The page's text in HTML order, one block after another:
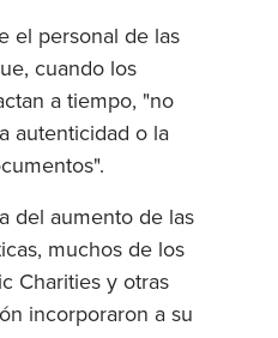
el personal de las
cuando los
a tiempo, "no
autenticidad o la
del aumento de las
muchos de los
Charities y otras
incorporaron a su